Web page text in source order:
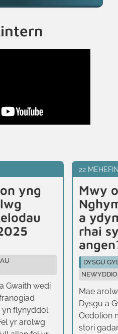
yng
Gwaith wedi
yn flynyddol
yr arolwg
22
Mwy
a
rhai
DYSGU
Mae
Dysgu a
Oedolion
stori